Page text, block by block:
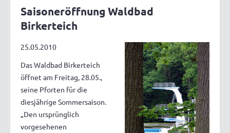
Saisoneröffnung Waldbad
Birkerteich
25.05.2010
Das Waldbad Birkerteich
öffnet am Freitag, 28.05.,
seine Pforten für die
diesjährige Sommersaison.
„Den ursprünglich
vorgesehenen